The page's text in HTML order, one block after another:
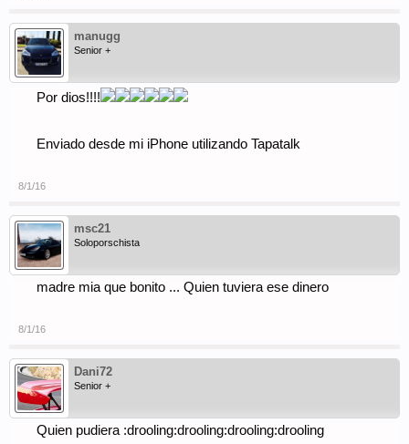
manugg
Senior +
Por dios!!!!
Enviado desde mi iPhone utilizando Tapatalk
8/1/16
msc21
Soloporschista
madre mia que bonito ... Quien tuviera ese dinero
8/1/16
Dani72
Senior +
Quien pudiera :drooling:drooling:drooling:drooling